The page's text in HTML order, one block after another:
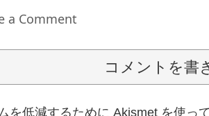
a Comment
コメントを書
を低減するために Akismet を使って